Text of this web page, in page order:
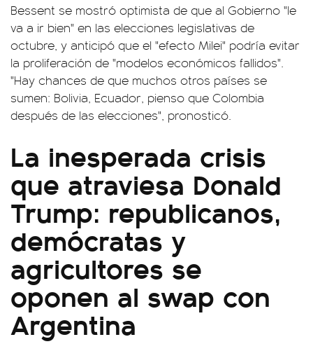
Bessent se mostró optimista de que al Gobierno "le
va a ir bien" en las elecciones legislativas de
octubre, y anticipó que el "efecto Milei" podría evitar
la proliferación de "modelos económicos fallidos".
"Hay chances de que muchos otros países se
sumen: Bolivia, Ecuador, pienso que Colombia
después de las elecciones", pronosticó.
La inesperada crisis
que atraviesa Donald
Trump: republicanos,
demócratas y
agricultores se
oponen al swap con
Argentina